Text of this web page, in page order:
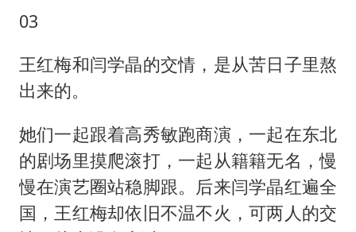
03
王红梅和闫学晶的交情，是从苦日子里熬
出来的。
她们一起跟着高秀敏跑商演，一起在东北
的剧场里摸爬滚打，一起从籍籍无名，慢
慢在演艺圈站稳脚跟。后来闫学晶红遍全
国，王红梅却依旧不温不火，可两人的交